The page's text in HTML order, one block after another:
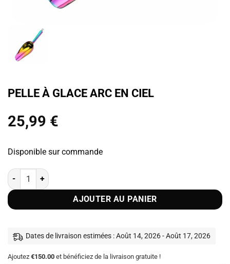
PELLE À GLACE ARC EN CIEL
25,99 €
Disponible sur commande
quantité de Pelle à Glace Arc en Ciel
AJOUTER AU PANIER
Dates de livraison estimées : Août 14, 2026 - Août 17, 2026
Ajoutez €150.00 et bénéficiez de la livraison gratuite !